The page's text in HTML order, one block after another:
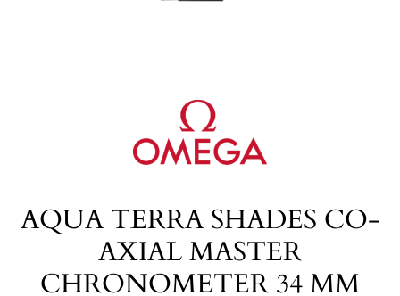
AQUA TERRA SHADES CO-
AXIAL MASTER
CHRONOMETER 34 MM